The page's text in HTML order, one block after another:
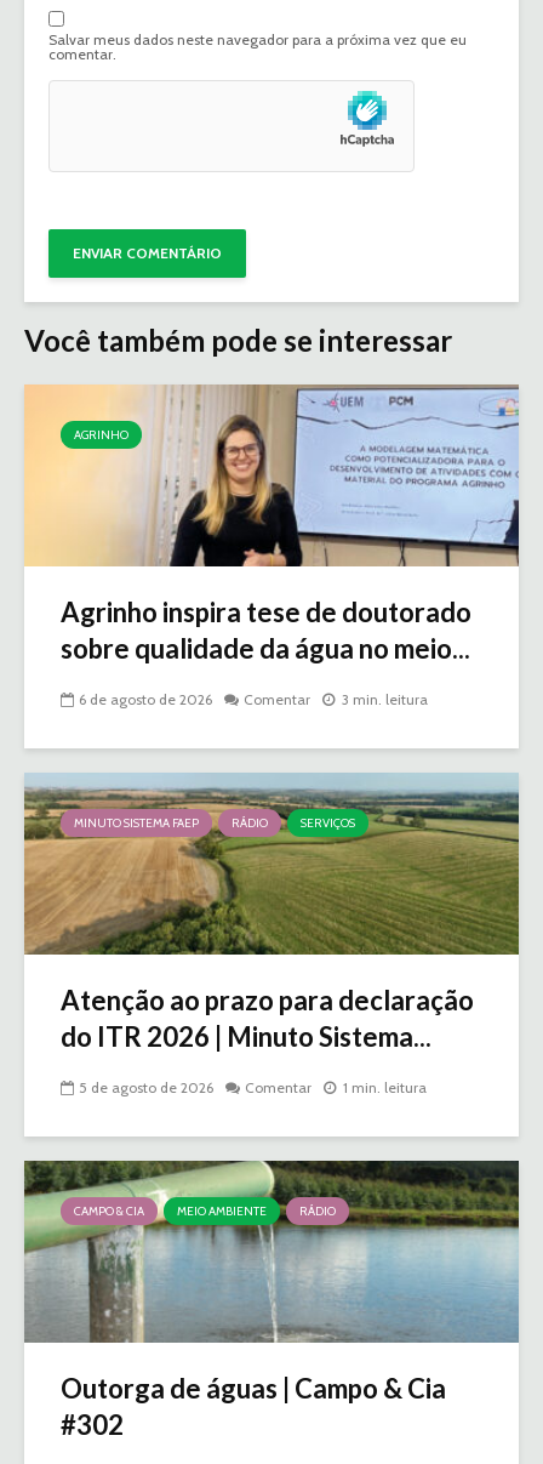
Salvar meus dados neste navegador para a próxima vez que eu
comentar.
Você também pode se interessar
AGRINHO
Agrinho inspira tese de doutorado
sobre qualidade da água no meio...
6 de agosto de 2026 Comentar 3 min. leitura
MINUTO SISTEMA FAEP RÁDIO SERVIÇOS
Atenção ao prazo para declaração
do ITR 2026 | Minuto Sistema...
5 de agosto de 2026 Comentar 1 min. leitura
CAMPO & CIA MEIO AMBIENTE RÁDIO
Outorga de águas | Campo & Cia
#302